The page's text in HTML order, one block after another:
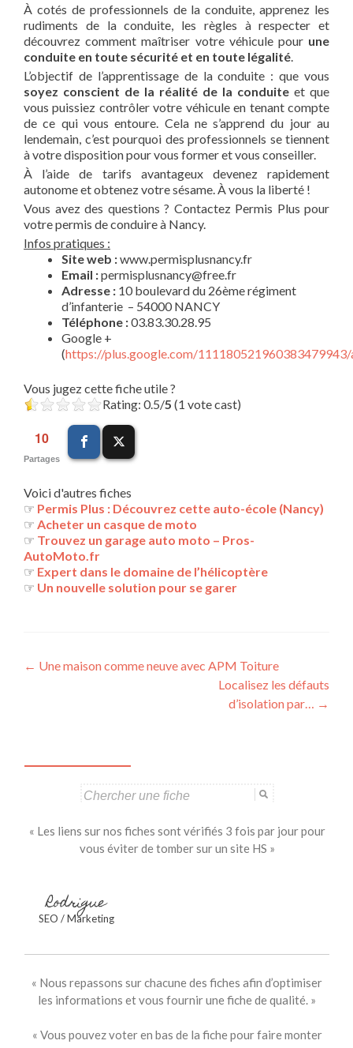
À cotés de professionnels de la conduite, apprenez les
rudiments de la conduite, les règles à respecter et
découvrez comment maîtriser votre véhicule pour une
conduite en toute sécurité et en toute légalité
L’objectif de l’apprentissage de la conduite : que vous
soyez conscient de la réalité de la conduite et que
vous puissiez contrôler votre véhicule en tenant compte
de ce qui vous entoure. Cela ne s’apprend du jour au
lendemain, c’est pourquoi des professionnels se tiennent
à votre disposition pour vous former et vous conseiller.
À l’aide de tarifs avantageux devenez rapidement
autonome et obtenez votre sésame. À vous la liberté !
Vous avez des questions ? Contactez Permis Plus pour
votre permis de conduire à Nancy.
Infos pratiques :
Site web :www.permisplusnancy.fr
Email :permisplusnancy@free.fr
Adresse : 10 boulevard du 26ème régiment
d’infanterie – 54000 NANCY
Téléphone :03.83.30.28.95
Google +
(https://plus.google.com/
Vous jugez cette fiche utile ?
Rating: 0.5/5 (1 vote cast)
10
Partages
Voici d'autres fiches
☞ Permis Plus : Découvrez cette auto-école (Nancy)
☞ Acheter un casque de moto
☞ Trouvez un garage auto moto – Pros-
AutoMoto.fr
☞ Expert dans le domaine de l’hélicoptère
☞ Un nouvelle solution pour se garer
Navigation
← Une maison comme neuve avec APM Toiture
Localisez les défauts
d’isolation par…
→
« Les liens sur nos fiches sont vérifiés 3 fois par jour pour
vous éviter de tomber sur un site HS »
Rodrigue
SEO / Marketing
« Nous repassons sur chacune des fiches afin d’optimiser
les informations et vous fournir une fiche de qualité. »
« Vous pouvez voter en bas de la fiche pour faire monter